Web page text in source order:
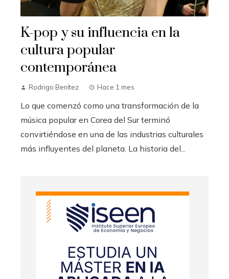
K-pop y su influencia en la
cultura popular
contemporánea
Rodrigo Benítez Hace 1 mes
Lo que comenzó como una transformación de la
música popular en Corea del Sur terminó
convirtiéndose en una de las industrias culturales
más influyentes del planeta. La historia del...